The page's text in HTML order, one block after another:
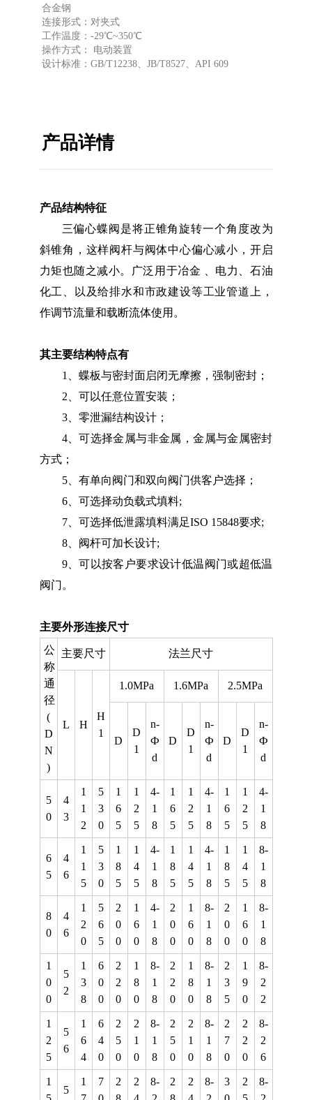
合金钢
连接形式：对夹式
工作温度：-29℃~350℃
操作方式： 电动装置
设计标准：GB/T12238、JB/T8527、API 609
产品详情
产品结构特征
三偏心蝶阀是将正锥角旋转一个角度改为
斜锥角，这样阀杆与阀体中心偏心减小，开启
力矩也随之减小。广泛用于冶金 、电力、石油
化工、以及给排水和市政建设等工业管道上，
作调节流量和载断流体使用。
其主要结构特点有
1、蝶板与密封面启闭无摩擦，强制密封；
2、可以任意位置安装；
3、零泄漏结构设计；
4、可选择金属与非金属，金属与金属密封
方式；
5、有单向阀门和双向阀门供客户选择；
6、可选择动负载式填料;
7、可选择低泄露填料满足ISO 15848要求;
8、阀杆可加长设计;
9、可以按客户要求设计低温阀门或超低温
阀门。
主要外形连接尺寸
公
称
通
径
(
D
N
)
主要尺寸 法兰尺寸
L H
H
1
1.0MPa 1.6MPa 2.5MPa
D
D
1
n-
Ф
d
D
D
1
n-
Ф
d
D
D
1
n-
Ф
d
5
0
4
3
1
1
2
5
3
0
1
6
5
1
2
5
4-
1
8
1
6
5
1
2
5
4-
1
8
1
6
5
1
2
5
4-
1
8
6
5
4
6
1
1
5
5
3
0
1
8
5
1
4
5
4-
1
8
1
8
5
1
4
5
4-
1
8
1
8
5
1
4
5
8-
1
8
8
0
4
6
1
2
0
5
6
5
2
0
0
1
6
0
4-
1
8
2
0
0
1
6
0
8-
1
8
2
0
0
1
6
0
8-
1
8
1
0
0
5
2
1
3
8
6
0
0
2
2
0
1
8
0
8-
1
8
2
2
0
1
8
0
8-
1
8
2
3
5
1
9
0
8-
2
2
1
2
5
5
6
1
6
4
6
4
0
2
5
0
2
1
0
8-
1
8
2
5
0
2
1
0
8-
1
8
2
7
0
2
2
0
8-
2
6
1
5
1
7
2
2
8-
2
2
8-
3
2
8-